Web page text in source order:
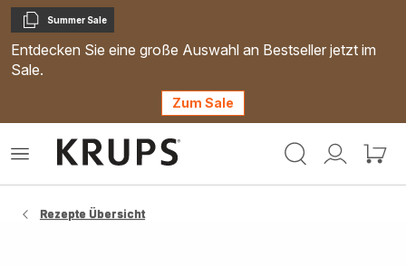
Kopieren
Summer Sale
Entdecken Sie eine große Auswahl an Bestseller jetzt im
Sale.
Zum Sale
Mein
Mein
Das
Rezepte Übersicht